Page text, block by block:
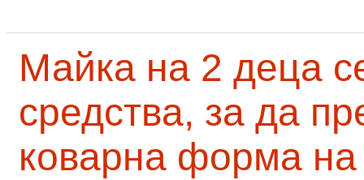
Майка на 2 деца
средства, за да
коварна форма на